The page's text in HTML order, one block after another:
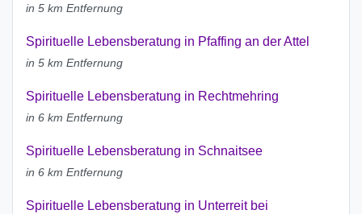
in 5 km Entfernung
Spirituelle Lebensberatung in Pfaffing an der Attel
in 5 km Entfernung
Spirituelle Lebensberatung in Rechtmehring
in 6 km Entfernung
Spirituelle Lebensberatung in Schnaitsee
in 6 km Entfernung
Spirituelle Lebensberatung in Unterreit bei